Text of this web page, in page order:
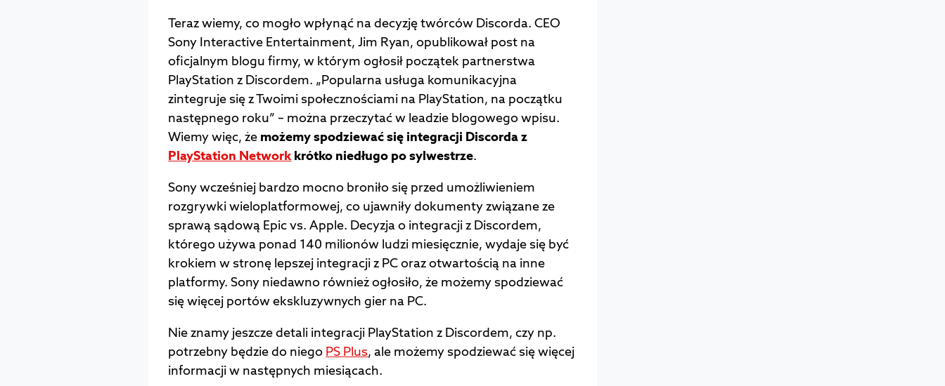
Teraz wiemy, co mogło wpłynąć na decyzję twórców Discorda. CEO
Sony Interactive Entertainment, Jim Ryan, opublikował post na
oficjalnym blogu firmy, w którym ogłosił początek partnerstwa
PlayStation z Discordem. „Popularna usługa komunikacyjna
zintegruje się z Twoimi społecznościami na PlayStation, na początku
następnego roku” – można przeczytać w leadzie blogowego wpisu.
Wiemy więc, że możemy spodziewać się integracji Discorda z
PlayStation Network krótko niedługo po sylwestrze.
Sony wcześniej bardzo mocno broniło się przed umożliwieniem
rozgrywki wieloplatformowej, co ujawniły dokumenty związane ze
sprawą sądową Epic vs. Apple. Decyzja o integracji z Discordem,
którego używa ponad 140 milionów ludzi miesięcznie, wydaje się być
krokiem w stronę lepszej integracji z PC oraz otwartością na inne
platformy. Sony niedawno również ogłosiło, że możemy spodziewać
się więcej portów ekskluzywnych gier na PC.
Nie znamy jeszcze detali integracji PlayStation z Discordem, czy np.
potrzebny będzie do niego PS Plus, ale możemy spodziewać się więcej
informacji w następnych miesiącach.